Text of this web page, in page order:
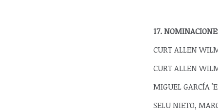
17.
CURT ALLEN
CURT ALLEN
MIGUEL GARCÍA
SELU NIETO,